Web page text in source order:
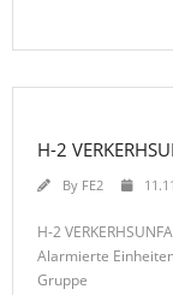
H-2
By FE2
H-2
Alarmierte
Gruppe